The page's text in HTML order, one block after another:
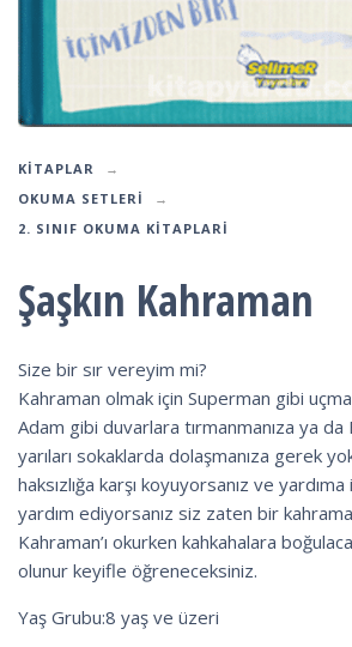
KITAPLAR
OKUMA SETLERI
2. SINIF OKUMA KITAPLARI
Şaşkın Kahraman
Size bir sır vereyim mi?
Kahraman olmak için Superman gibi
Adam gibi duvarlara tırmanmanıza ya
yarıları sokaklarda dolaşmanıza gerek
haksızlığa karşı koyuyorsanız ve
yardım ediyorsanız siz zaten bir
Kahraman’ı okurken kahkahalara
olunur keyifle öğreneceksiniz.
Yaş Grubu:8 yaş ve üzeri